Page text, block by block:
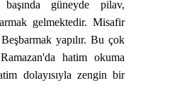
güneyde pilav,
gelmektedir. Misafir
yapılır. Bu çok
hatim okuma
dolayısıyla zengin bir